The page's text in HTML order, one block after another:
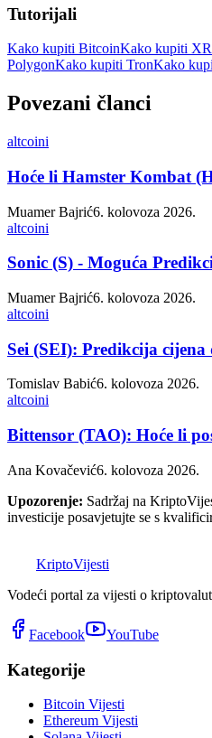
Tutorijali
Kako kupiti BitcoinKako kupiti
PolygonKako kupiti TronKako
Povezani članci
altcoini
Hoće li Hamster Kombat
Muamer Bajrić6. kolovoza 2026.
altcoini
Sonic (S) - Moguća
Muamer Bajrić6. kolovoza 2026.
altcoini
Sei (SEI): Predikcija
Tomislav Babić6. kolovoza 2026.
altcoini
Bittensor (TAO): Hoće li
Ana Kovačević6. kolovoza 2026.
Upozorenje: Sadržaj na
investicije posavjetujte se s
KriptoVijesti
Vodeći portal za vijesti o
Facebook YouTube
Kategorije
Bitcoin Vijesti
Ethereum Vijesti